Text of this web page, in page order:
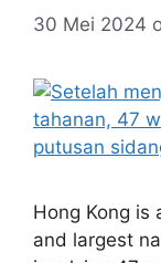
30 Mei 2024
Hong Kong is
and largest